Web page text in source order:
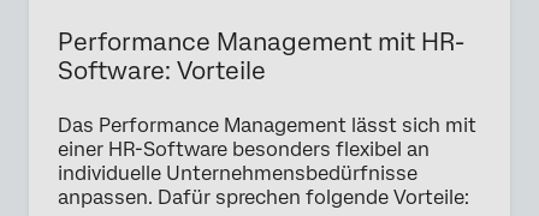
Performance Management mit HR-
Software: Vorteile
Das Performance Management lässt sich mit
einer HR-Software besonders flexibel an
individuelle Unternehmensbedürfnisse
anpassen. Dafür sprechen folgende Vorteile: